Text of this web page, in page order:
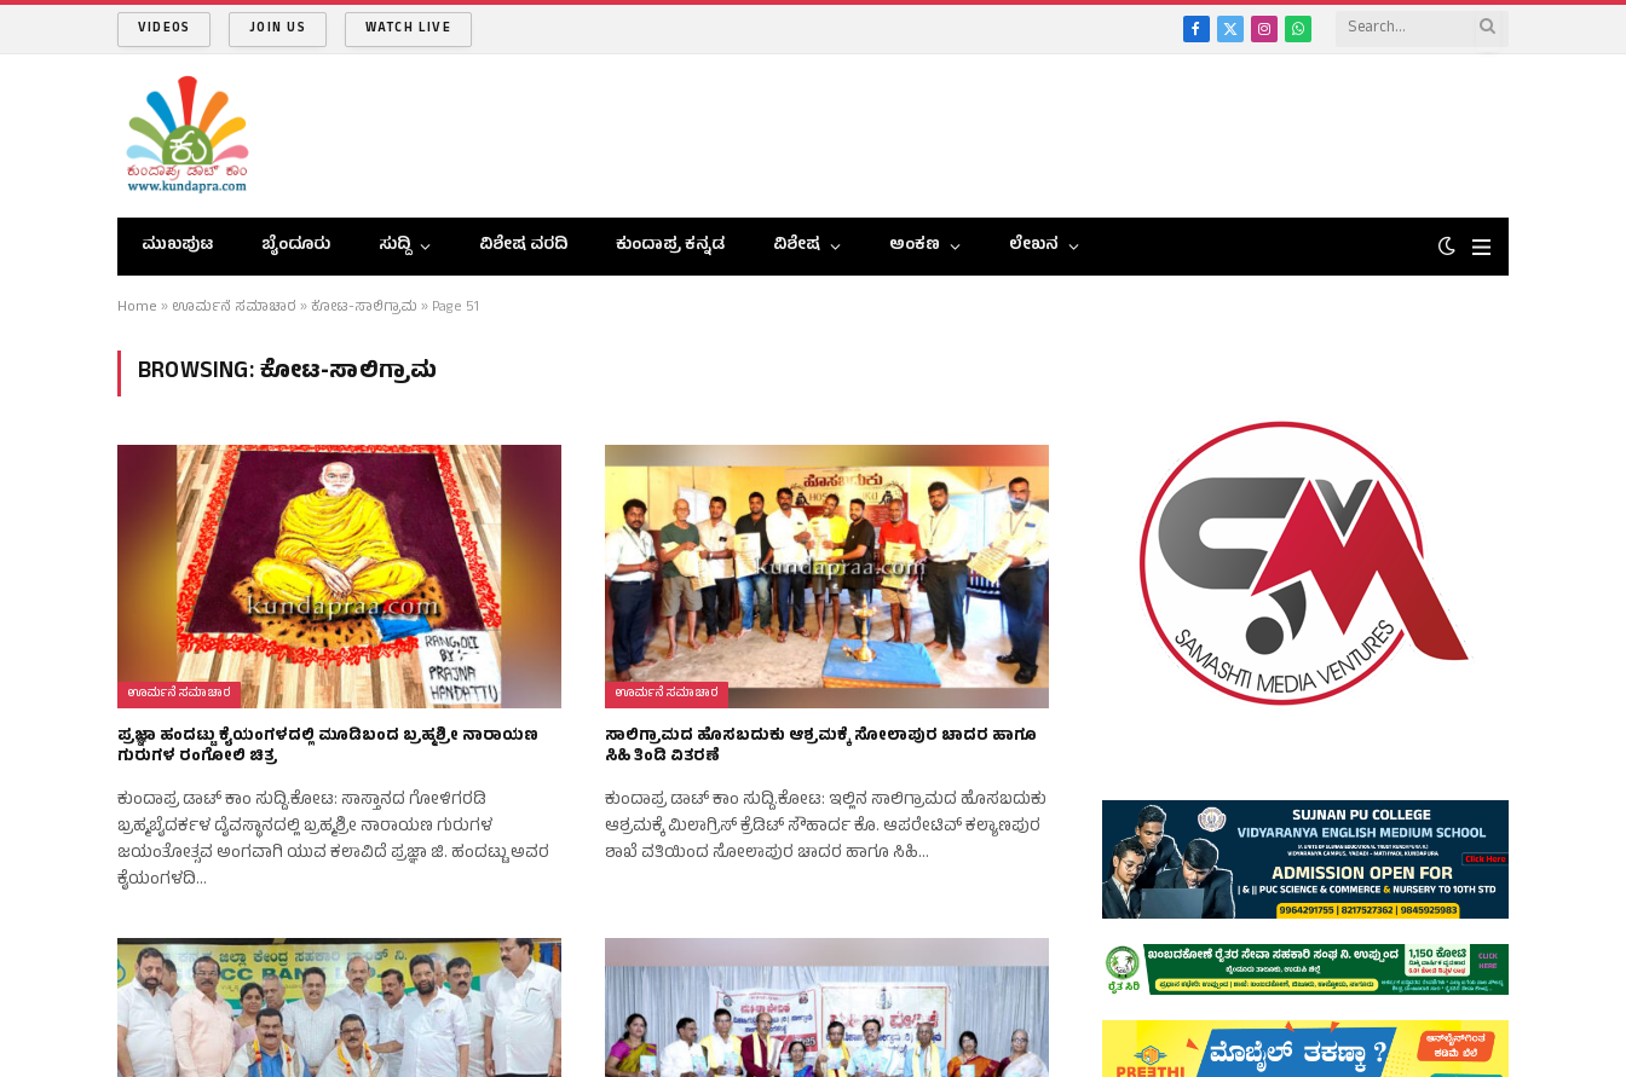
VIDEOS JOIN US WATCH LIVE Facebook
X
InstagramWhatsApp
ಮುಖಪುಟ ಬೈಂದೂರು ಸುದ್ದಿ ವಿಶೇಷ ವರದಿ ಕುಂದಾಪ್ರ ಕನ್ನಡ ವಿಶೇಷ ಅಂಕಣ ಲೇಖನ
Home » ಊರ್ಮನೆ ಸಮಾಚಾರ »ಕೋಟ-ಸಾಲಿಗ್ರಾಮ » Page 51
BROWSING:ಕೋಟ-ಸಾಲಿಗ್ರಾಮ
ಊರ್ಮನೆ ಸಮಾಚಾರ
ಪ್ರಜ್ಞಾ ಹಂದಟ್ಟು ಕೈಯಂಗಳದಲ್ಲಿ ಮೂಡಿಬಂದ ಬ್ರಹ್ಮಶ್ರೀ ನಾರಾಯಣ
ಗುರುಗಳ ರಂಗೋಲಿ ಚಿತ್ರ
ಕುಂದಾಪ್ರ ಡಾಟ್‌ ಕಾಂ ಸುದ್ದಿ.ಕೋಟ: ಸಾಸ್ತಾನದ ಗೋಳಿಗರಡಿ
ಬ್ರಹ್ಮಬೈದರ್ಕಳ ದೈವಸ್ಥಾನದಲ್ಲಿ ಬ್ರಹ್ಮಶ್ರೀ ನಾರಾಯಣ ಗುರುಗಳ
ಜಯಂತೋತ್ಸವ ಅಂಗವಾಗಿ ಯುವ ಕಲಾವಿದೆ ಪ್ರಜ್ಞಾ ಜಿ. ಹಂದಟ್ಟು ಅವರ
ಕೈಯಂಗಳದಿ…
ಊರ್ಮನೆ ಸಮಾಚಾರ
ಸಾಲಿಗ್ರಾಮದ ಹೊಸಬದುಕು ಆಶ್ರಮಕ್ಕೆ ಸೋಲಾಪುರ ಚಾದರ ಹಾಗೂ
ಸಿಹಿ ತಿಂಡಿ ವಿತರಣೆ
ಕುಂದಾಪ್ರ ಡಾಟ್‌ ಕಾಂ ಸುದ್ದಿ.ಕೋಟ: ಇಲ್ಲಿನ ಸಾಲಿಗ್ರಾಮದ ಹೊಸಬದುಕು
ಆಶ್ರಮಕ್ಕೆ ಮಿಲಾಗ್ರಿಸ್ ಕ್ರೆಡಿಟ್ ಸೌಹಾರ್ದ ಕೊ. ಆಪರೇಟಿವ್ ಕಲ್ಯಾಣಪುರ
ಶಾಖೆ ವತಿಯಿಂದ ಸೋಲಾಪುರ ಚಾದರ ಹಾಗೂ ಸಿಹಿ…